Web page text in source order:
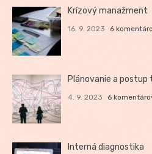
Krízový manažment
16. 9. 2023 6
Plánovanie a
4. 9. 2023 6
Interná diagnostika